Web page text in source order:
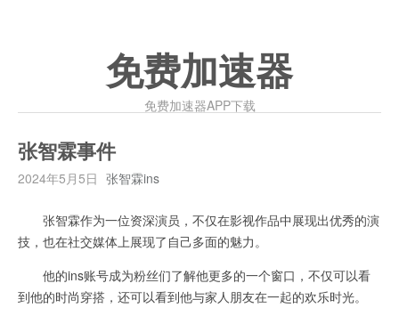
免费加速器
免费加速器APP下载
张智霖事件
2024年5月5日 张智霖ins
张智霖作为一位资深演员，不仅在影视作品中展现出优秀的演
技，也在社交媒体上展现了自己多面的魅力。
他的ins账号成为粉丝们了解他更多的一个窗口，不仅可以看
到他的时尚穿搭，还可以看到他与家人朋友在一起的欢乐时光。